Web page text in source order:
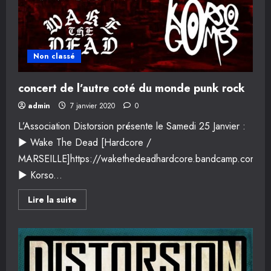
Non classé
concert de l’autre coté du monde punk rock
admin 7 janvier 2020 0
L’Association Distorsion présente le Samedi 25 Janvier :
► Wake The Dead [Hardcore /
MARSEILLE]https://wakethedeadhardcore.bandcamp.com/
► Korso...
Lire la suite
savoir
concert
de
l’autre
coté
du